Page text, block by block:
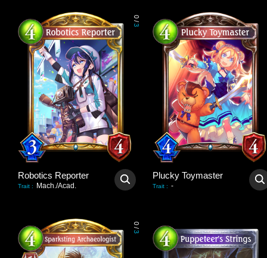
0
/
3
Robotics Reporter
Trait : Mach./Acad.
Plucky Toymaster
Trait : -
0
/
3